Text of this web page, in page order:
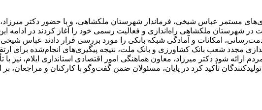
۲۸تیرماه ۱۴۰۵ در پی پیگیری‌های مستمر عباس شیخی، فرماندار شهرستان ملکشاهی، و با
شهرستان ملکشاهی راه‌اندازی و فعالیت رسمی خود را آغاز کردند در ادامه
امکانات و آمادگی شبکه بانکی را مورد بررسی قرار دادند عباس
مجدد شعب بانک کشاورزی و بانک ملت، نتیجه پیگیری‌های انجام‌شده برای
ارائه شود دکتر میرزاد، معاون هماهنگی امور اقتصادی استانداری ایلام، نیز
تولیدکنندگان تأکید کرد در پایان، مسئولان ضمن گفت‌وگو با کارکنان و